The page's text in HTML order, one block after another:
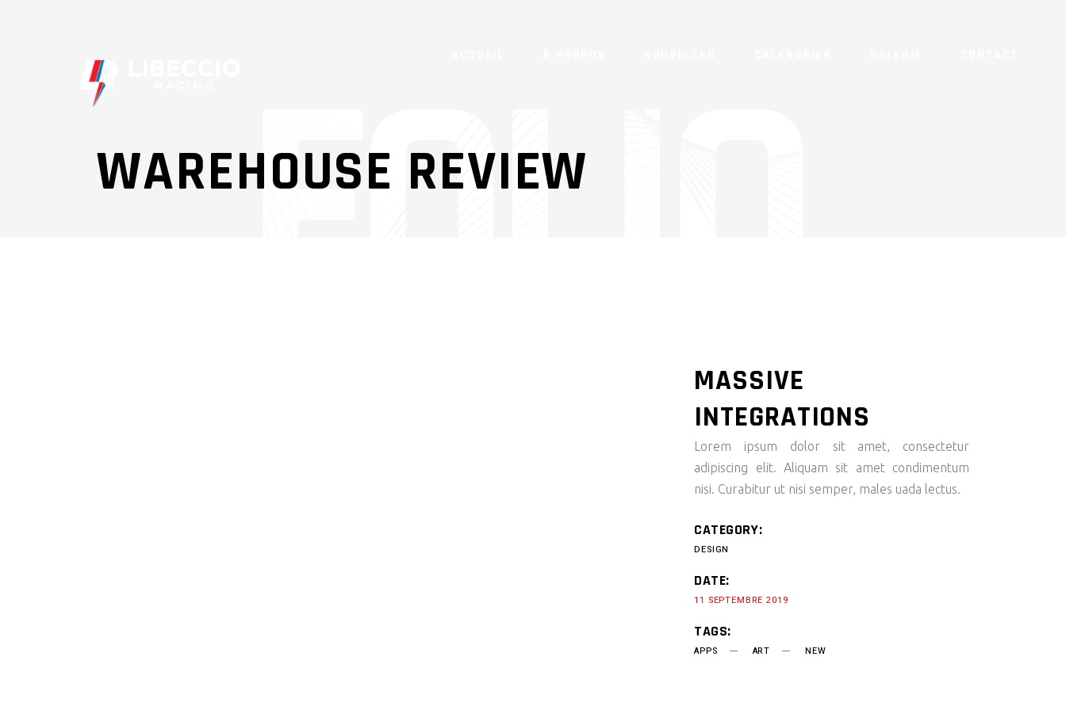
WAREHOUSE REVIEW
MASSIVE
INTEGRATIONS
Lorem ipsum dolor sit amet, consectetur
adipiscing elit. Aliquam sit amet condimentum
nisi. Curabitur ut nisi semper, males uada lectus.
CATEGORY:
DESIGN
DATE:
11 SEPTEMBRE 2019
TAGS:
APPS ART NEW